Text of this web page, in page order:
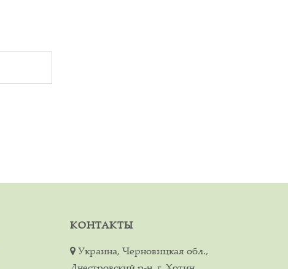
КОНТАКТЫ
Украина, Черновицкая обл.,